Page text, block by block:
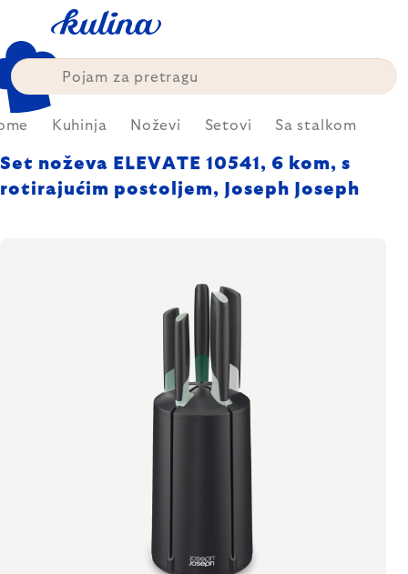
content
Kuhinja Noževi Setovi Sa stalkom
Set noževa ELEVATE 10541, 6 kom, s
rotirajućim postoljem, Joseph Joseph